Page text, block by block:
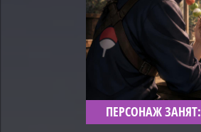
ПЕРСОНАЖ ЗАНЯТ: